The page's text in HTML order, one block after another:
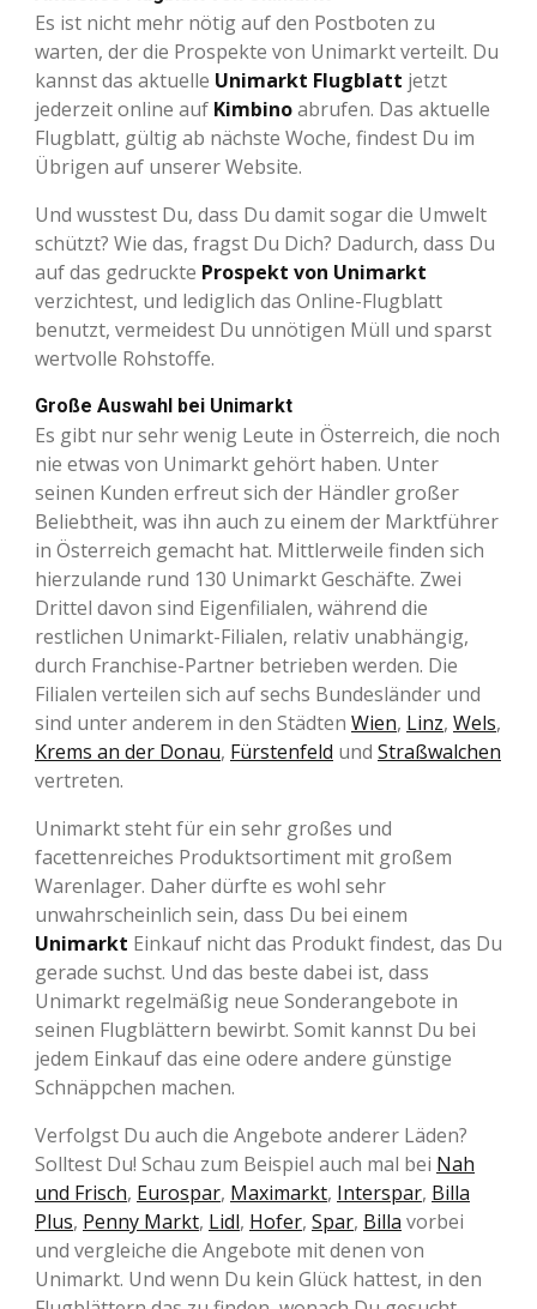
Es ist nicht mehr nötig auf den Postboten zu
warten, der die Prospekte von Unimarkt verteilt. Du
kannst das aktuelle Unimarkt Flugblatt jetzt
jederzeit online auf Kimbinoabrufen. Das aktuelle
Flugblatt, gültig ab nächste Woche, findest Du im
Übrigen auf unserer Website.
Und wusstest Du, dass Du damit sogar die Umwelt
schützt? Wie das, fragst Du Dich? Dadurch, dass Du
auf das gedruckte Prospekt von Unimarkt
verzichtest, und lediglich das Online-Flugblatt
benutzt, vermeidest Du unnötigen Müll und sparst
wertvolle Rohstoffe.
Große Auswahl bei Unimarkt
Es gibt nur sehr wenig Leute in Österreich, die noch
nie etwas von Unimarkt gehört haben. Unter
seinen Kunden erfreut sich der Händler großer
Beliebtheit, was ihn auch zu einem der Marktführer
in Österreich gemacht hat. Mittlerweile finden sich
hierzulande rund 130 Unimarkt Geschäfte. Zwei
Drittel davon sind Eigenfilialen, während die
restlichen Unimarkt-Filialen, relativ unabhängig,
durch Franchise-Partner betrieben werden. Die
Filialen verteilen sich auf sechs Bundesländer und
sind unter anderem in den Städten Wien, Linz, Wels,
Krems an der Donau, Fürstenfeld und Straßwalchen
vertreten.
Unimarkt steht für ein sehr großes und
facettenreiches Produktsortiment mit großem
Warenlager. Daher dürfte es wohl sehr
unwahrscheinlich sein, dass Du bei einem
Unimarkt Einkauf nicht das Produkt findest, das Du
gerade suchst. Und das beste dabei ist, dass
Unimarkt regelmäßig neue Sonderangebote in
seinen Flugblättern bewirbt. Somit kannst Du bei
jedem Einkauf das eine odere andere günstige
Schnäppchen machen.
Verfolgst Du auch die Angebote anderer Läden?
Solltest Du! Schau zum Beispiel auch mal bei Nah
und Frisch, Eurospar, Maximarkt, Interspar, Billa
Plus, Penny Markt, Lidl, Hofer, Spar, Billa vorbei
und vergleiche die Angebote mit denen von
Unimarkt. Und wenn Du kein Glück hattest, in den